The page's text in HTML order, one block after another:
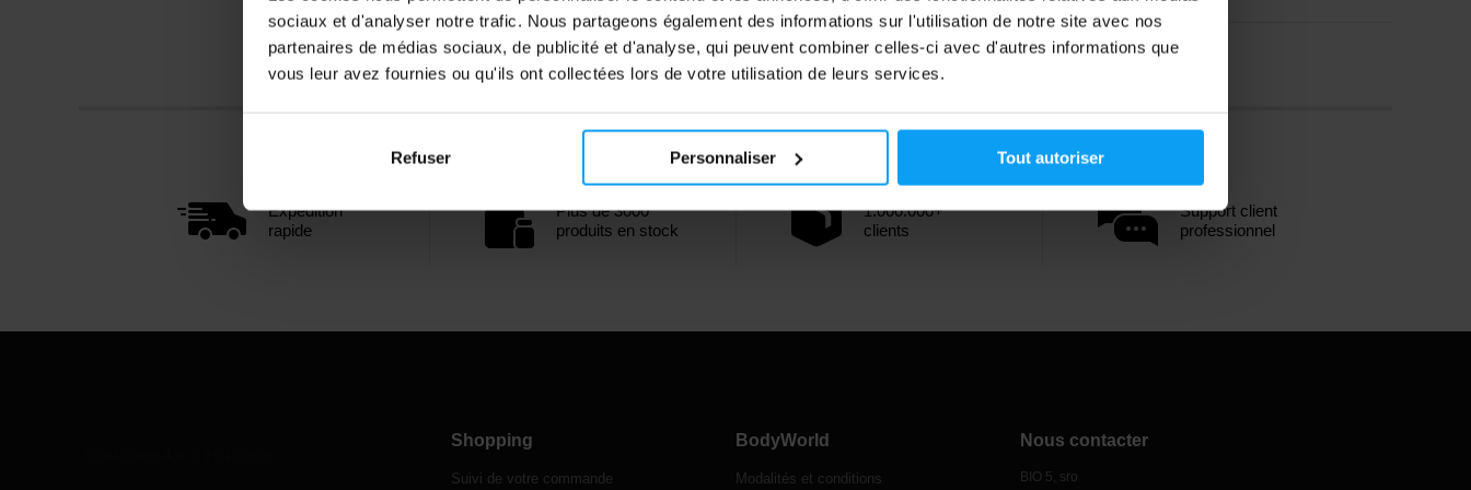
sociaux et d'analyser notre trafic. Nous partageons également des informations sur l'utilisation de notre site avec nos
partenaires de médias sociaux, de publicité et d'analyse, qui peuvent combiner celles-ci avec d'autres informations que
vous leur avez fournies ou qu'ils ont collectées lors de votre utilisation de leurs services.
Refuser Personnaliser Tout autoriser
Expédition
rapide
Plus de 3000
produits en stock
1.000.000+
clients
Support client
professionnel
Shopping
Suivi de votre commande
BodyWorld
Modalités et conditions
Nous contacter
BIO 5, sro